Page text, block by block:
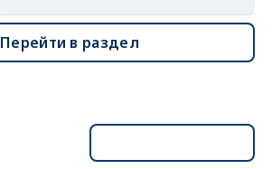
Перейти в раздел